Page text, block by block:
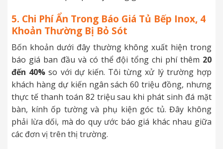
5. Chi Phí Ẩn Trong Báo Giá Tủ Bếp Inox, 4
Khoản Thường Bị Bỏ Sót
Bốn khoản dưới đây thường không xuất hiện trong
báo giá ban đầu và có thể đội tổng chi phí thêm 20
đến 40% so với dự kiến. Tôi từng xử lý trường hợp
khách hàng dự kiến ngân sách 60 triệu đồng, nhưng
thực tế thanh toán 82 triệu sau khi phát sinh đá mặt
bàn, kính ốp tường và phụ kiện góc tủ. Đây không
phải lừa dối, mà do quy ước báo giá khác nhau giữa
các đơn vị trên thị trường.